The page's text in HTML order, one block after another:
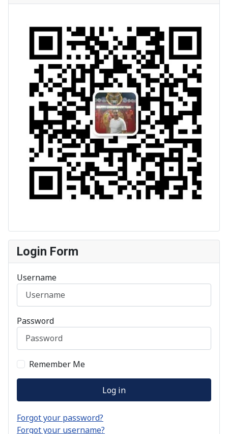
Login Form
Username
Password
Remember Me
Log in
Forgot your password?
Forgot your username?